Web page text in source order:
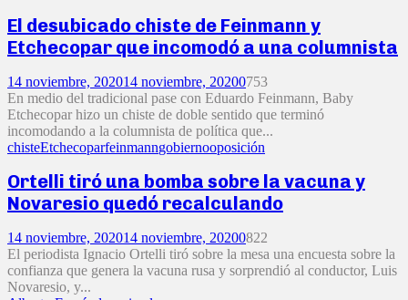
El desubicado chiste de Feinmann y
Etchecopar que incomodó a una columnista
14 noviembre, 202014 noviembre, 20200753
En medio del tradicional pase con Eduardo Feinmann, Baby
Etchecopar hizo un chiste de doble sentido que terminó
incomodando a la columnista de política que...
chisteEtchecoparfeinmanngobiernooposición
Ortelli tiró una bomba sobre la vacuna y
Novaresio quedó recalculando
14 noviembre, 202014 noviembre, 20200822
El periodista Ignacio Ortelli tiró sobre la mesa una encuesta sobre la
confianza que genera la vacuna rusa y sorprendió al conductor, Luis
Novaresio, y...